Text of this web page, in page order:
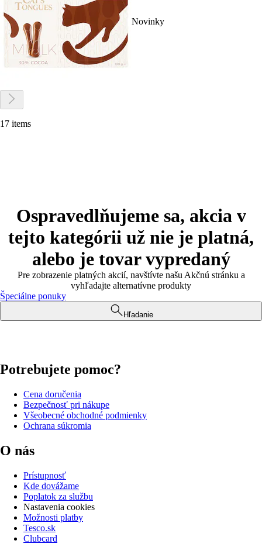
Novinky
17 items
Ospravedlňujeme sa, akcia v
tejto kategórii už nie je platná,
alebo je tovar vypredaný
Pre zobrazenie platných akcií, navštívte našu Akčnú stránku a
vyhľadajte alternatívne produkty
Špeciálne ponuky
Hľadanie
Potrebujete pomoc?
Cena doručenia
Bezpečnosť pri nákupe
Všeobecné obchodné podmienky
Ochrana súkromia
O nás
Prístupnosť
Kde dovážame
Poplatok za službu
Nastavenia cookies
Možnosti platby
Tesco.sk
Clubcard